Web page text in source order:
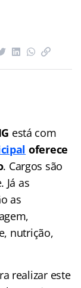
está com
oferece
. Cargos são
Já as
as
nutrição,
realizar este